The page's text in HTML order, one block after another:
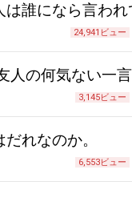
誰になら言われ
24,941ビュー
人の何気ない一
3,145ビュー
れなのか。
6,553ビュー